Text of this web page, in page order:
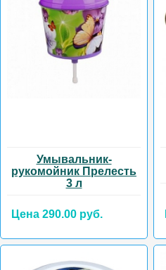
Умывальник-
рукомойник Прелесть
3 л
Цена 290.00 руб.